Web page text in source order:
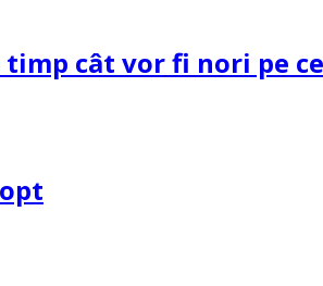
cât vor fi nori pe